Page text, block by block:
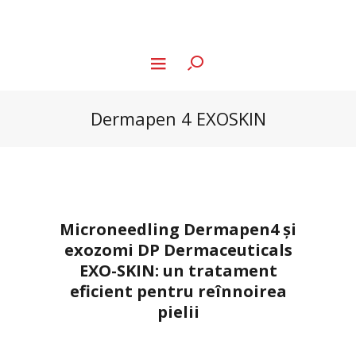
Dermapen 4 EXOSKIN
Microneedling Dermapen4 și
exozomi DP Dermaceuticals
EXO-SKIN: un tratament
eficient pentru reînnoirea
pielii